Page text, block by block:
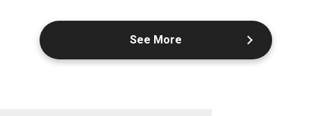
See More